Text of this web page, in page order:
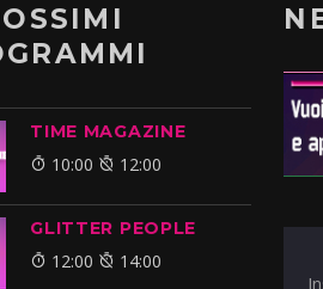
TIME MAGAZINE
10:00 12:00
GLITTER PEOPLE
12:00 14:00